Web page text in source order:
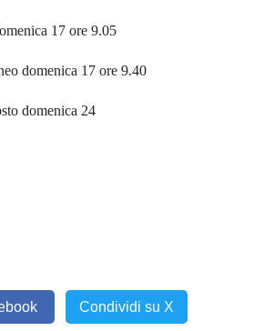
17 ore 9.05
domenica 17 ore 9.40
domenica 24
Condividi su X